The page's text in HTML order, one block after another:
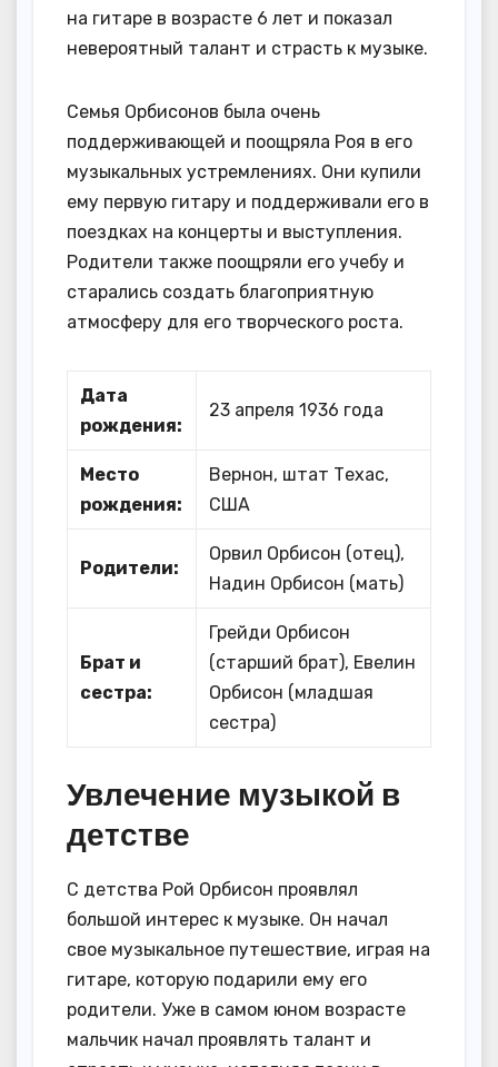
на гитаре в возрасте 6 лет и показал
невероятный талант и страсть к музыке.
Семья Орбисонов была очень
поддерживающей и поощряла Роя в его
музыкальных устремлениях. Они купили
ему первую гитару и поддерживали его в
поездках на концерты и выступления.
Родители также поощряли его учебу и
старались создать благоприятную
атмосферу для его творческого роста.
Дата
рождения:
23 апреля 1936 года
Место
рождения:
Вернон, штат Техас,
США
Родители:
Орвил Орбисон (отец),
Надин Орбисон (мать)
Брат и
сестра:
Грейди Орбисон
(старший брат), Евелин
Орбисон (младшая
сестра)
Увлечение музыкой в
детстве
С детства Рой Орбисон проявлял
большой интерес к музыке. Он начал
свое музыкальное путешествие, играя на
гитаре, которую подарили ему его
родители. Уже в самом юном возрасте
мальчик начал проявлять талант и